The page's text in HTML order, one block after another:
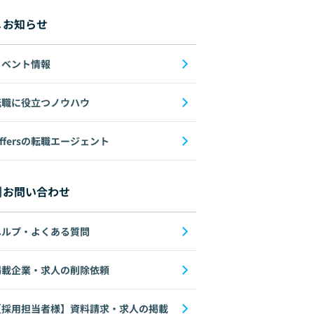
お知らせ
ント情報
に役立つノウハウ
の転職エージェント
お問い合わせ
プ・よくある質問
企業・求人の削除依頼
用担当者様】資料請求・求人の掲載